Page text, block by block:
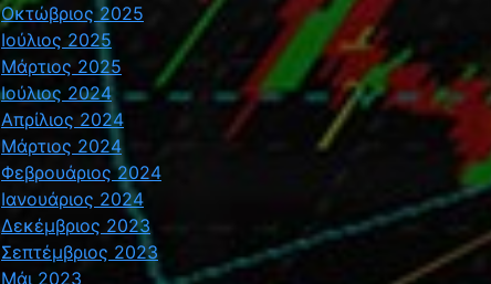
Οκτώβριος 2025
Ιούλιος 2025
Μάρτιος 2025
Ιούλιος 2024
Απρίλιος 2024
Μάρτιος 2024
Φεβρουάριος 2024
Ιανουάριος 2024
Δεκέμβριος 2023
Σεπτέμβριος 2023
Μάι 2023